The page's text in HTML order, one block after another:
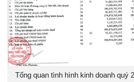
Tổng quan tình hình kinh doanh quý